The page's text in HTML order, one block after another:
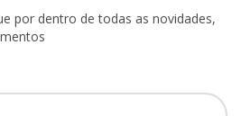
por dentro de todas as novidades,